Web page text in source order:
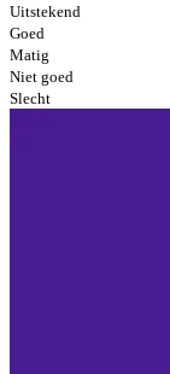
Uitstekend
Goed
Matig
Niet goed
Slecht